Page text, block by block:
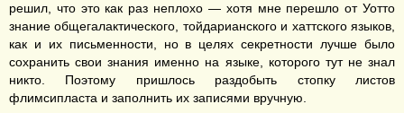
решил, что это как раз неплохо — хотя мне перешло от Уотто
знание общегалактического, тойдарианского и хаттского языков,
как и их письменности, но в целях секретности лучше было
сохранить свои знания именно на языке, которого тут не знал
никто. Поэтому пришлось раздобыть стопку листов
флимсипласта и заполнить их записями вручную.